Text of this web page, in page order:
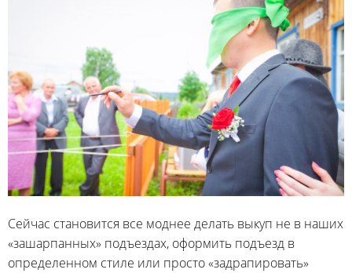
Сейчас становится все моднее делать выкуп не в наших
«зашарпанных» подъездах, оформить подъезд в
определенном стиле или просто «задрапировать»